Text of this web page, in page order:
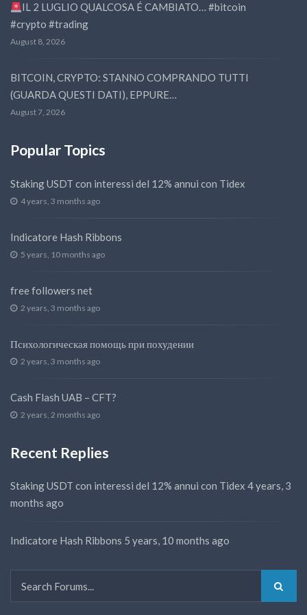
IL 2 LUGLIO QUALCOSA É CAMBIATO… #bitcoin
#crypto #trading
August 8, 2026
BITCOIN, CRYPTO: STANNO COMPRANDO TUTTI
(GUARDA QUESTI DATI), EPPURE…
August 7, 2026
Popular Topics
Staking USDT con interessi del 12% annui con Tidex
4 years, 3 months ago
Indicatore Hash Ribbons
5 years, 10 months ago
free followers net
2 years, 3 months ago
Психологическая помощь при похудении
2 years, 3 months ago
Cash Flash UAB – CFT?
2 years, 2 months ago
Recent Replies
Staking USDT con interessi del 12% annui con Tidex 4 years, 3
months ago
Indicatore Hash Ribbons 5 years, 10 months ago